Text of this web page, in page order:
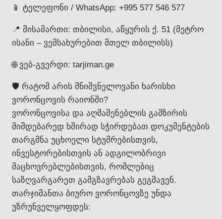
📱 ტელეფონი / WhatsApp: +995 577 546 577
📍 მისამართი: თბილისი, აწყურის ქ. 51 (მეტრო
ისანი – ვემსახურებით მთელ თბილისს)
🌐 ვებ-გვერდი: tarjiman.ge
🛡️ რატომ არის მნიშვნელოვანი ხარისხი
ვორონცოვის რაიონში?
ვორონცოვისა და აღმაშენებლის გამზირის
მიმდებარედ ხშირად სჭირდებათ დოკუმენტების
თარგმნა უცხოელი სტუმრებისთვის,
ინვესტორებისთვის ან ადგილობრივი
მაცხოვრებლებისთვის, რომლებიც
საზღვარგარეთ გამგზავრებას გეგმავენ.
თარჯიმანთა ბიურო ვორონცოვზე უნდა
უზრუნველყოფდეს: